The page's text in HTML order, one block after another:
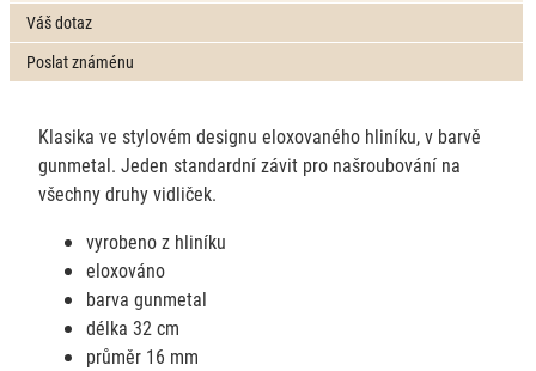
Váš dotaz
Poslat známénu
Klasika ve stylovém designu eloxovaného hliníku, v barvě
gunmetal. Jeden standardní závit pro našroubování na
všechny druhy vidliček.
vyrobeno z hliníku
eloxováno
barva gunmetal
délka 32 cm
průměr 16 mm